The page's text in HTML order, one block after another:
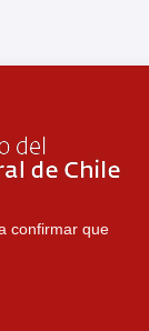
confirmar que